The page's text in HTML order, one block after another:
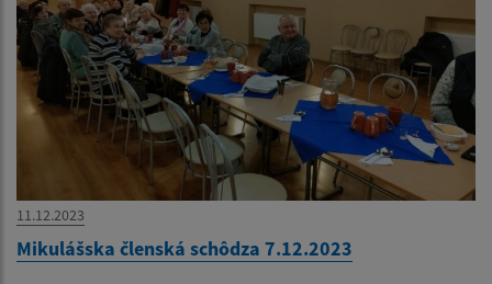
11.12.2023
Mikulášska členská schôdza 7.12.2023